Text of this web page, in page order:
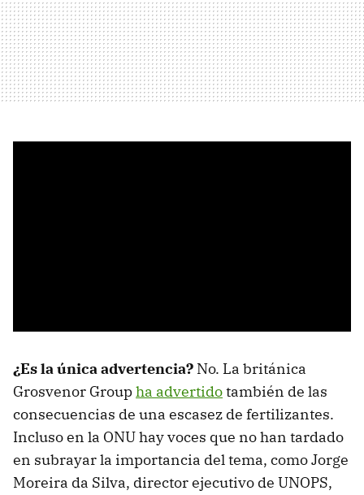
¿Es la única advertencia? No. La británica
Grosvenor Groupha advertidotambién de las
consecuencias de una escasez de fertilizantes.
Incluso en la ONU hay voces que no han tardado
en subrayar la importancia del tema, como Jorge
Moreira da Silva, director ejecutivo de UNOPS,